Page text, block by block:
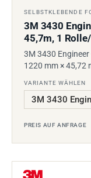
SELBSTKLEBENDE
3M 3430
45,7m, 1
3M 3430
1220 mm × 45,72
VARIANTE WÄHLEN
PREIS AUF ANFRAGE